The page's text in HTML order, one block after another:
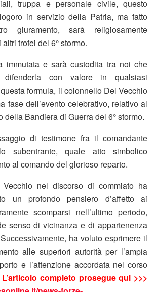
truppa e personale civile, questo
in servizio della Patria, ma fatto
giuramento, sarà religiosamente
trofei del 6° stormo.
immutata e sarà custodita tra noi che
difenderla con valore in qualsiasi
formula, il colonnello Del Vecchio
fase dell’evento celebrativo, relativo al
della Bandiera di Guerra del 6° stormo.
di testimone fra il comandante
subentrante, quale atto simbolico
al comando del glorioso reparto.
nel discorso di commiato ha
un profondo pensiero d’affetto ai
scomparsi nell’ultimo periodo,
senso di vicinanza e di appartenenza
ha voluto esprimere il
alle superiori autorità per l’ampia
e l’attenzione accordata nel corso
L’articolo completo prosegue qui >>>